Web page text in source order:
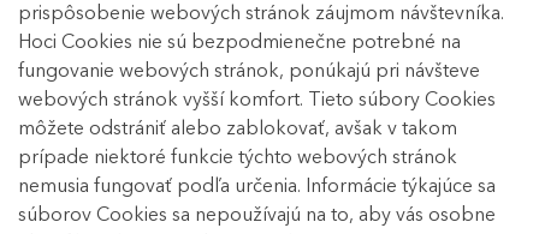
prispôsobenie webových stránok záujmom návštevníka.
Hoci Cookies nie sú bezpodmienečne potrebné na
fungovanie webových stránok, ponúkajú pri návšteve
webových stránok vyšší komfort. Tieto súbory Cookies
môžete odstrániť alebo zablokovať, avšak v takom
prípade niektoré funkcie týchto webových stránok
nemusia fungovať podľa určenia. Informácie týkajúce sa
súborov Cookies sa nepoužívajú na to, aby vás osobne